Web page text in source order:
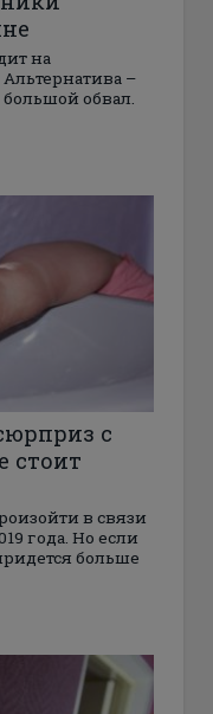
на
–
обвал.
с
стоит
в связи
года. Но если
больше